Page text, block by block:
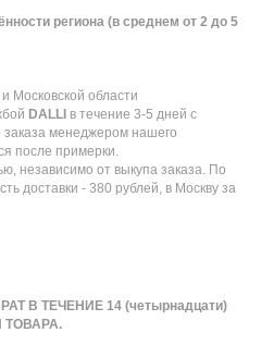
региона (в среднем от 2 до 5
Московской области
DALLI в течение 3-5 дней с
менеджером нашего
после примерки.
независимо от выкупа заказа. По
доставки - 380 рублей, в Москву за
В ТЕЧЕНИЕ 14 (четырнадцати)